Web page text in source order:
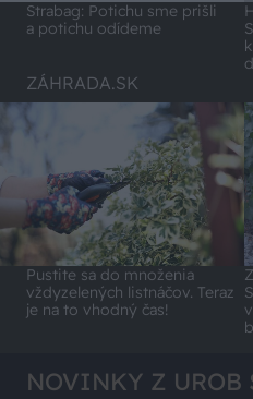
Strabag: Potichu sme prišli
a potichu odídeme
ZÁHRADA.SK
Pustite sa do množenia
vždyzelených listnáčov. Teraz
je na to vhodný čas!
NOVINKY Z UROB